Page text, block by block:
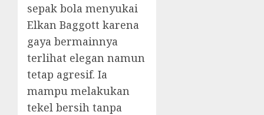
sepak bola menyukai
Elkan Baggott karena
gaya bermainnya
terlihat elegan namun
tetap agresif. Ia
mampu melakukan
tekel bersih tanpa